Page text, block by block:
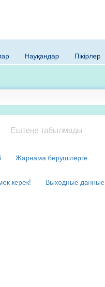
Науқандар Пікірлер
Ештеңе табылмады
Жарнама берушілерге
керек! Выходные данные